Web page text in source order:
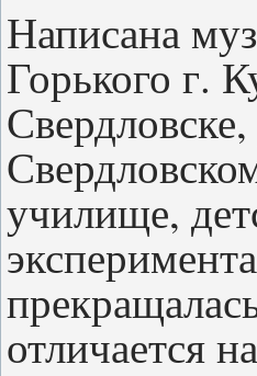
Написана
Горького г.
училище,
отличается